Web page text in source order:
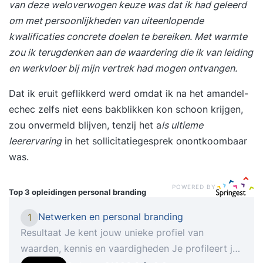
van deze weloverwogen keuze was dat ik had geleerd
om met persoonlijkheden van uiteenlopende
kwalificaties concrete doelen te bereiken. Met warmte
zou ik terugdenken aan de waardering die ik van leiding
en werkvloer bij mijn vertrek had mogen ontvangen.
Dat ik eruit geflikkerd werd omdat ik na het amandel-
echec zelfs niet eens bakblikken kon schoon krijgen,
zou onvermeld blijven, tenzij het als ultieme
leerervaringin het sollicitatiegesprek onontkoombaar
was.
Top 3 opleidingenpersonal branding
POWERED BY
1
Netwerken en personal branding
Resultaat Je kent jouw unieke profiel van
waarden, kennis en vaardigheden Je profileert je